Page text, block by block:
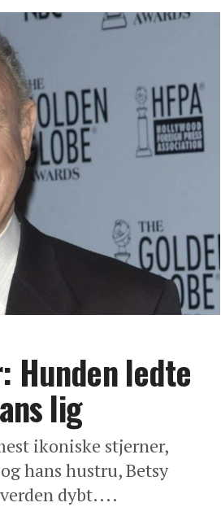
Hunden ledte
lig
ikoniske stjerner,
hans hustru, Betsy
dybt....